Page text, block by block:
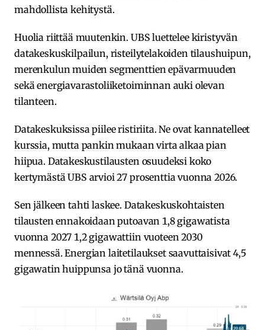
mahdollista kehitystä.
Huolia riittää muutenkin. UBS luettelee kiristyvän
datakeskuskilpailun, risteilytelakoiden tilaushuipun,
merenkulun muiden segmenttien epävarmuuden
sekä energiavarastoliiketoiminnan auki olevan
tilanteen.
Datakeskuksissa piilee ristiriita. Ne ovat kannatelleet
kurssia, mutta pankin mukaan virta alkaa pian
hiipua. Datakeskustilausten osuudeksi koko
kertymästä UBS arvioi 27 prosenttia vuonna 2026.
Sen jälkeen tahti laskee. Datakeskuskohtaisten
tilausten ennakoidaan putoavan 1,8 gigawatista
vuonna 2027 1,2 gigawattiin vuoteen 2030
mennessä. Energian laitetilaukset saavuttaisivat 4,5
gigawatin huippunsa jo tänä vuonna.